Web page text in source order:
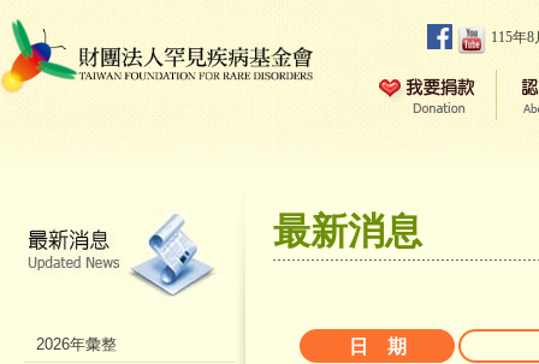
115年
最新消息
日 期
2026年彙整